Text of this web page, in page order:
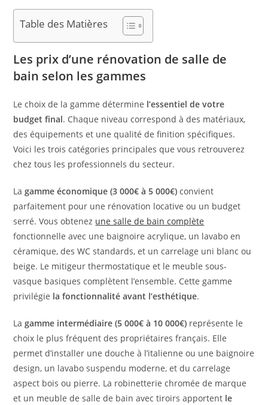
Table des Matières
Les prix d’une rénovation de salle de
bain selon les gammes
Le choix de la gamme détermine l’essentiel de votre
budget final. Chaque niveau correspond à des matériaux,
des équipements et une qualité de finition spécifiques.
Voici les trois catégories principales que vous retrouverez
chez tous les professionnels du secteur.
Lagamme économique (3 000€ à 5 000€) convient
parfaitement pour une rénovation locative ou un budget
serré. Vous obtenez une salle de bain complète
fonctionnelle avec une baignoire acrylique, un lavabo en
céramique, des WC standards, et un carrelage uni blanc ou
beige. Le mitigeur thermostatique et le meuble sous-
vasque basiques complètent l’ensemble. Cette gamme
privilégie la fonctionnalité avant l’esthétique.
Lagamme intermédiaire (5 000€ à 10 000€) représente le
choix le plus fréquent des propriétaires français. Elle
permet d’installer une douche à l’italienne ou une baignoire
design, un lavabo suspendu moderne, et du carrelage
aspect bois ou pierre. La robinetterie chromée de marque
et un meuble de salle de bain avec tiroirs apportent le